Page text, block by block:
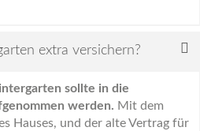
extra versichern?
sollte in die
werden. Mit dem
Hauses, und der alte Vertrag für